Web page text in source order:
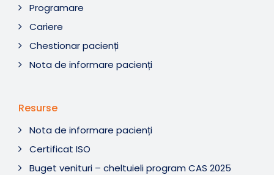
Programare
Cariere
Chestionar pacienți
Nota de informare pacienți
Resurse
Nota de informare pacienți
Certificat ISO
Buget venituri – cheltuieli program CAS 2025